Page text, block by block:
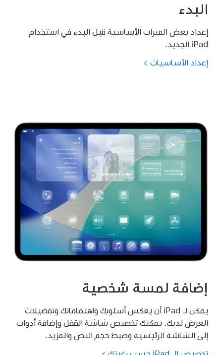
البدء
إعداد بعض الميزات الأساسية قبل البدء في استخدام
iPad الجديد.
إعداد الأساسيات
إضافة لمسة شخصية
يمكن لـ iPad أن يعكس أسلوبك واهتماماتك وتفضيلات
العرض لديك. يمكنك تخصيص شاشة القفل وإضافة أدوات
إلى الشاشة الرئيسية وضبط حجم النص والمزيد.